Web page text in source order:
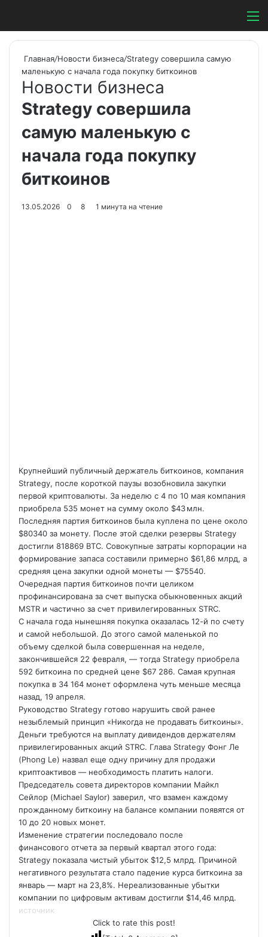
Switch skin
Главная/Новости бизнеса/Strategy совершила самую
маленькую с начала года покупку биткоинов
Новости бизнеса
Strategy совершила
самую маленькую с
начала года покупку
биткоинов
13.05.2026 0 8 1 минута на чтение
Крупнейший публичный держатель биткоинов, компания
Strategy, после короткой паузы возобновила закупки
первой криптовалюты. За неделю с 4 по 10 мая компания
приобрела 535 монет на сумму около $43 млн.
Последняя партия биткоинов была куплена по цене около
$80340 за монету. После этой сделки резервы Strategy
достигли 818869 BTC. Совокупные затраты корпорации на
формирование запаса составили примерно $61,86 млрд, а
средняя цена закупки одной монеты — $75540.
Очередная партия биткоинов почти целиком
профинансирована за счет выпуска обыкновенных акций
MSTR и частично за счет привилегированных STRC.
С начала года нынешняя покупка оказалась 12-й по счету
и самой небольшой. До этого самой маленькой по
объему сделкой была совершенная на неделе,
закончившейся 22 февраля, — тогда Strategy приобрела
592 биткоина по средней цене $67 286. Самая крупная
покупка в 34 164 монет оформлена чуть меньше месяца
назад, 19 апреля.
Руководство Strategy готово нарушить свой ранее
незыблемый принцип «Никогда не продавать биткоины».
Деньги требуются на выплату дивидендов держателям
привилегированных акций STRC. Глава Strategy Фонг Ле
(Phong Le) назвал еще одну причину для продажи
криптоактивов — необходимость платить налоги.
Председатель совета директоров компании Майкл
Сейлор (Michael Saylor) заверил, что взамен каждому
прожданному биткоину на балансе компании появятся от
10 до 20 новых монет.
Изменение стратегии последовало после
финансового отчета за первый квартал этого года:
Strategy показала чистый убыток $12,5 млрд. Причиной
негативного результата стало падение курса биткоина за
январь — март на 23,8%. Нереализованные убытки
компании по цифровым активам достигли $14,46 млрд.
источник
Click to rate this post!